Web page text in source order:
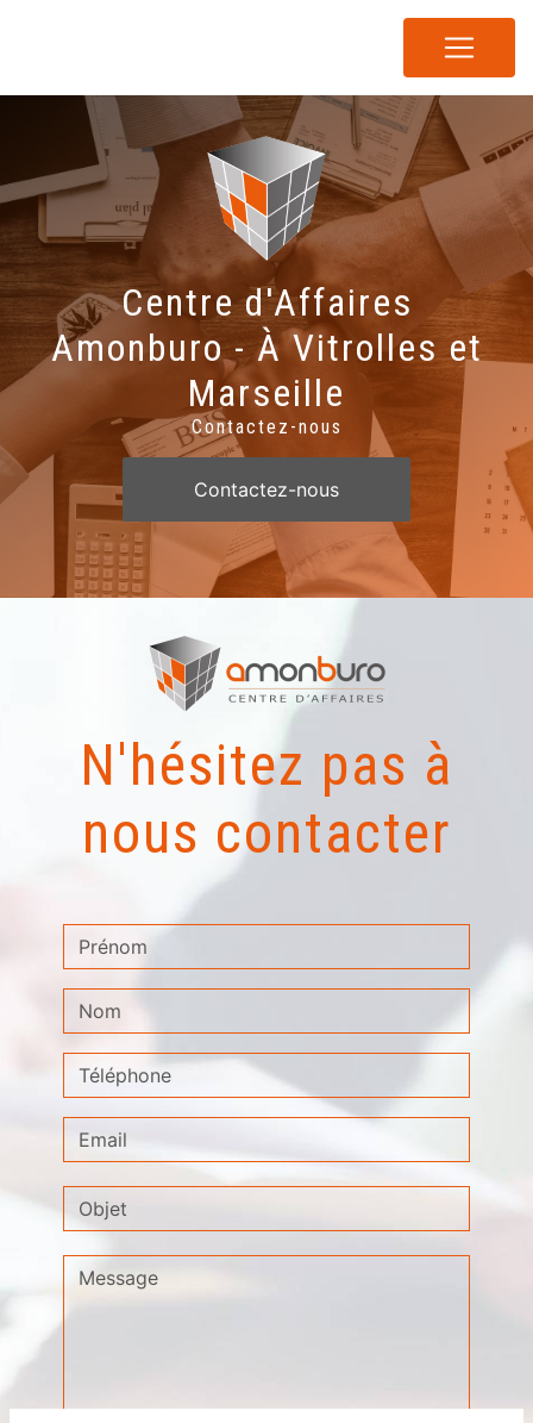
Centre d'Affaires
Amonburo - À Vitrolles et
Marseille
Contactez-nous
Contactez-nous
N'hésitez pas à
nous contacter